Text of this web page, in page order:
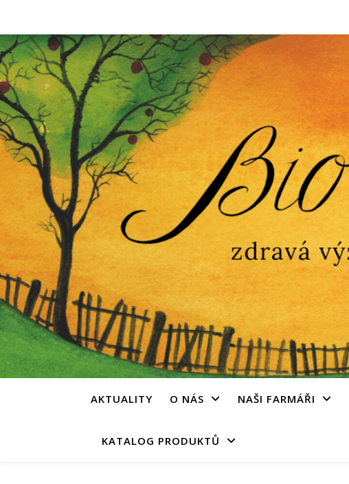
AKTUALITY O NÁS NAŠI FARMÁŘI
KATALOG PRODUKTŮ